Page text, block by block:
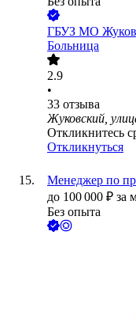
ГБУЗ МО
Больница
2.9
•
33 отзыва
Жуковский,
Откликнитесь
Откликнуться
Менеджер по
до 100 000 ₽ за
Без опыта